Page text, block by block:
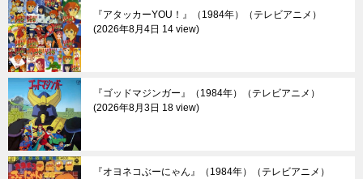
『アタッカーYOU！』（1984年）（テレビアニメ）
2026年8月4日 14 view
『ゴッドマジンガー』（1984年）（テレビアニメ）
2026年8月3日 18 view
『オヨネコぶーにゃん』（1984年）（テレビアニメ）